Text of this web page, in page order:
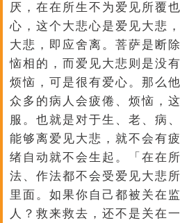
厌，在在所生不为爱见所覆
心，这个大悲心是爱见大悲
大悲，即应舍离。菩萨是断
恼相的，而爱见大悲则是没
烦恼，可是很有爱心。那么
众多的病人会疲倦、烦恼，
服。也就是对于生、老、病
能够离爱见大悲，就不会有
绪自动就不会生起。「在在
法、作法都不会受爱见大悲
里面。如果你自己都被关在
人？救来救去，还不是关在